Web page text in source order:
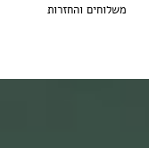
משלוחים והחזרות